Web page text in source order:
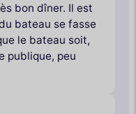
bon dîner. Il est
bateau se fasse
le bateau soit,
publique, peu